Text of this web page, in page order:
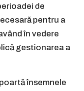
de
pentru a
în vedere
gestionarea a
însemnele